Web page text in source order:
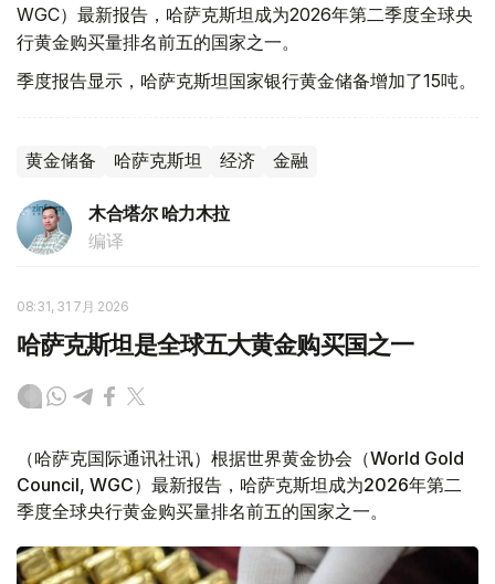
WGC）最新报告，哈萨克斯坦成为2026年第二季度全球央
行黄金购买量排名前五的国家之一。
季度报告显示，哈萨克斯坦国家银行黄金储备增加了15吨。
黄金储备 哈萨克斯坦 经济 金融
木合塔尔 哈力木拉
编译
08:31, 31 7月 2026
哈萨克斯坦是全球五大黄金购买国之一
（哈萨克国际通讯社讯）根据世界黄金协会（World Gold
Council, WGC）最新报告，哈萨克斯坦成为2026年第二
季度全球央行黄金购买量排名前五的国家之一。